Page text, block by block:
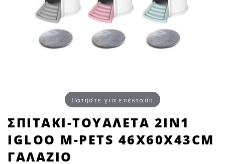
Πατήστε για επέκταση
ΣΠΙΤΑΚΙ-
ΤΟΥΑΛΕΤΑ
2ΙΝ1
IGLOO
ΣΠΙΤΑΚΙ-ΤΟΥΑΛΕΤΑ 2ΙΝ1
IGLOO M-PETS 46X60X43CM
ΓΑΛΑΖΙO